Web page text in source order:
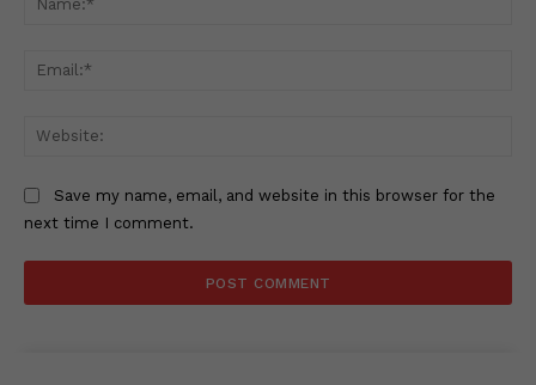
Save my name, email, and website in this browser for the
next time I comment.